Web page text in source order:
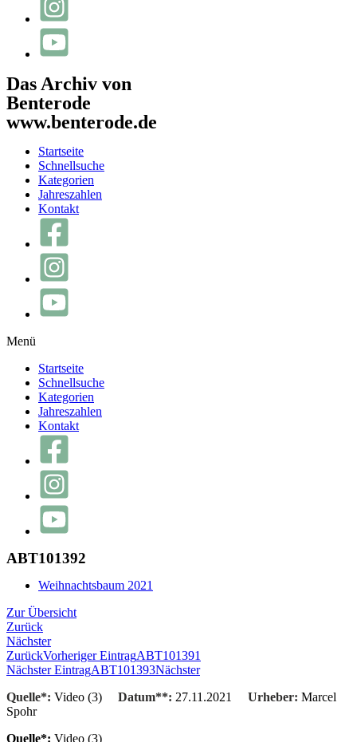
Das Archiv von
Benterode
www.benterode.de
Startseite
Schnellsuche
Kategorien
Jahreszahlen
Kontakt
Menü
Startseite
Schnellsuche
Kategorien
Jahreszahlen
Kontakt
ABT101392
Weihnachtsbaum 2021
Zur Übersicht
Zurück
Nächster
ZurückVorheriger EintragABT101391
Nächster EintragABT101393Nächster
Quelle*: Video (3) Datum**: 27.11.2021 Urheber: Marcel
Spohr
Quelle*: Video (3)